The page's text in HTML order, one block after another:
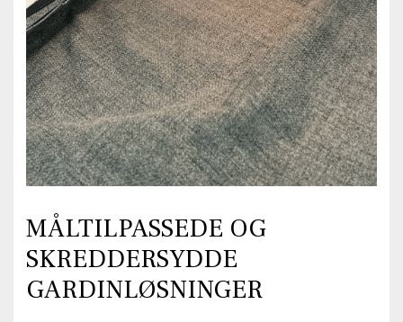
MÅLTILPASSEDE OG
SKREDDERSYDDE
GARDINLØSNINGER